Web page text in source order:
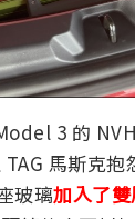
3 的
馬斯克抱
玻璃加入了